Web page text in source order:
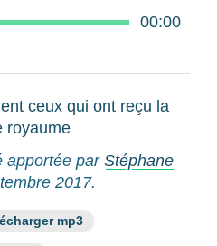
00:00
ceux qui ont reçu la
royaume
apportée par Stéphane
2017.
mp3